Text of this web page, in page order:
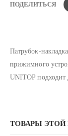
ПОДЕЛИТЬСЯ
Патрубок-
прижимного
UNITOP подходит
ТОВАРЫ ЭТОЙ